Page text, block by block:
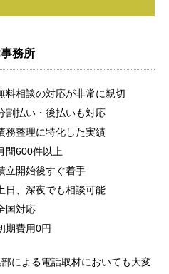
務所
料相談の対応が非常に親切
割払い・後払いも対応
務整理に特化した実績
間600件以上
立開始後すぐ着手
日、深夜でも相談可能
国対応
期費用0円
による電話取材においても大変